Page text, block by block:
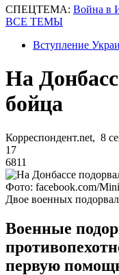
СПЕЦТЕМА: Война в
ВСЕ ТЕМЫ
Вступление
На
бойца
Корреспондент.net, 8
17
6811
Фото: facebook.com/
Двое военных
Военные
первую